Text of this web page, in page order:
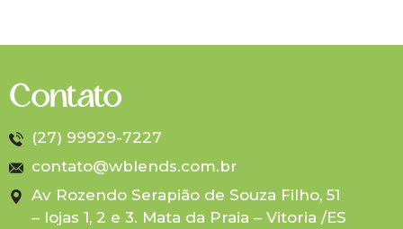
Contato
(27) 99929-7227
contato@wblends.com.br
Av Rozendo Serapião de Souza Filho, 51
– lojas 1, 2 e 3. Mata da Praia – Vitoria /ES